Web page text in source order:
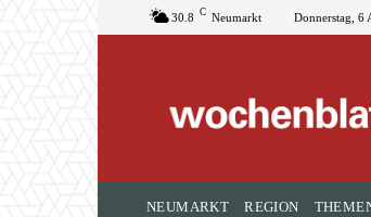
30.8 C Neumarkt Donnerstag, 6
NEUMARKT REGION